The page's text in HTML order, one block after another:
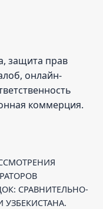
защита прав
онлайн-
коммерция.
СРАВНИТЕЛЬНО-